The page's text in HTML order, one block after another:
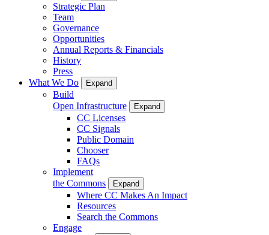
Strategic Plan
Team
Governance
Opportunities
Annual Reports & Financials
History
Press
What We Do
Expand
Build
Open Infrastructure
Expand
CC Licenses
CC Signals
Public Domain
Chooser
FAQs
Implement
the Commons
Expand
Where CC Makes An Impact
Resources
Search the Commons
Engage